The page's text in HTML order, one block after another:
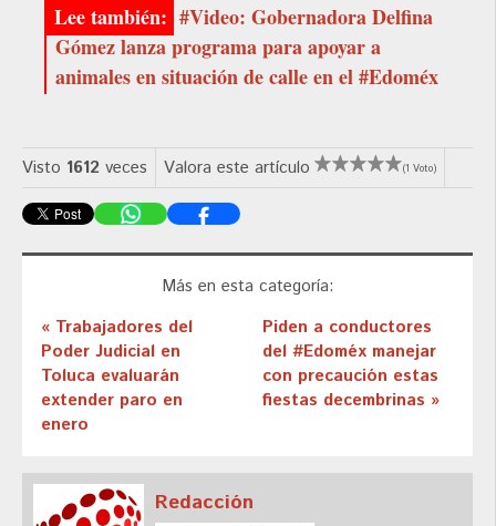
#Video: Gobernadora Delfina
Gómez lanza programa para apoyar a
animales en situación de calle en el #Edoméx
Visto 1612 veces Valora este artículo (1 Voto)
Más en esta categoría:
« Trabajadores del
Poder Judicial en
Toluca evaluarán
extender paro en
enero
Piden a conductores
del #Edoméx manejar
con precaución estas
fiestas decembrinas »
Redacción